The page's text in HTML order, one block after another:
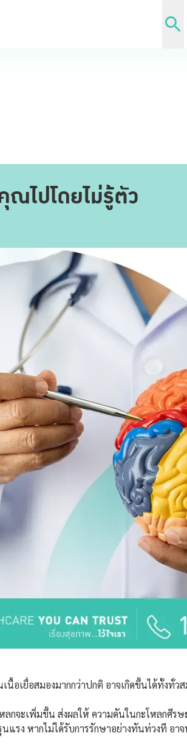
ไปโดยไม่รู้ตัว
อเยื่อสมองมากกว่าปกติ อาจเกิดขึ้นได้ทั้งทั่ว
กจะเพิ่มขึ้น ส่งผลให้ ความดันในกะโหลกศีร
แรง หากไม่ได้รับการรักษาอย่างทันท่วงที อา